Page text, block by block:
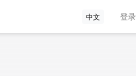
中文 登录